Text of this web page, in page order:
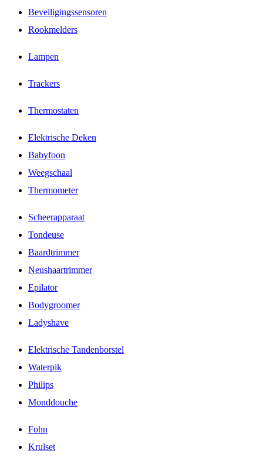
Beveiligingssensoren
Rookmelders
Lampen
Trackers
Thermostaten
Elektrische Deken
Babyfoon
Weegschaal
Thermometer
Scheerapparaat
Tondeuse
Baardtrimmer
Neushaartrimmer
Epilator
Bodygroomer
Ladyshave
Elektrische Tandenborstel
Waterpik
Philips
Monddouche
Fohn
Krulset